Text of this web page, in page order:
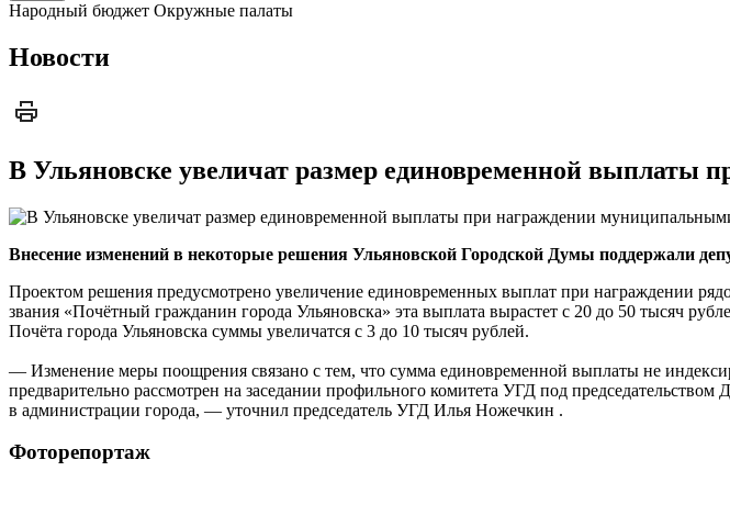
Народный бюджет Окружные палаты
Новости
В Ульяновске увеличат размер единовременной выплаты
Внесение изменений в некоторые решения Ульяновской Городской Думы поддержали
Проектом решения предусмотрено увеличение единовременных выплат при награждении
звания «Почётный гражданин города Ульяновска» эта выплата вырастет с 20 до 50 тысяч
Почёта города Ульяновска суммы увеличатся с 3 до 10 тысяч рублей.
— Изменение меры поощрения связано с тем, что сумма единовременной выплаты не
предварительно рассмотрен на заседании профильного комитета УГД под
в администрации города, — уточнил председатель УГД Илья Ножечкин .
Фоторепортаж